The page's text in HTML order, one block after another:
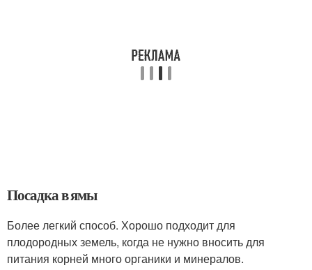
Посадка в ямы
Более легкий способ. Хорошо подходит для
плодородных земель, когда не нужно вносить для
питания корней много органики и минералов.